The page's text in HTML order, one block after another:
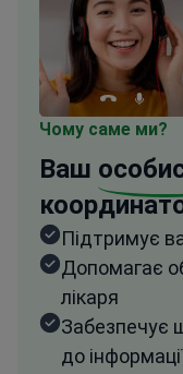
Чому саме ми?
Ваш
Підтримує
Допомагає
лікаря
Забезпечує
до